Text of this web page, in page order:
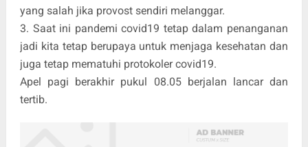
yang salah jika provost sendiri melanggar.
3. Saat ini pandemi covid19 tetap dalam penanganan
jadi kita tetap berupaya untuk menjaga kesehatan dan
juga tetap mematuhi protokoler covid19.
Apel pagi berakhir pukul 08.05 berjalan lancar dan
tertib.